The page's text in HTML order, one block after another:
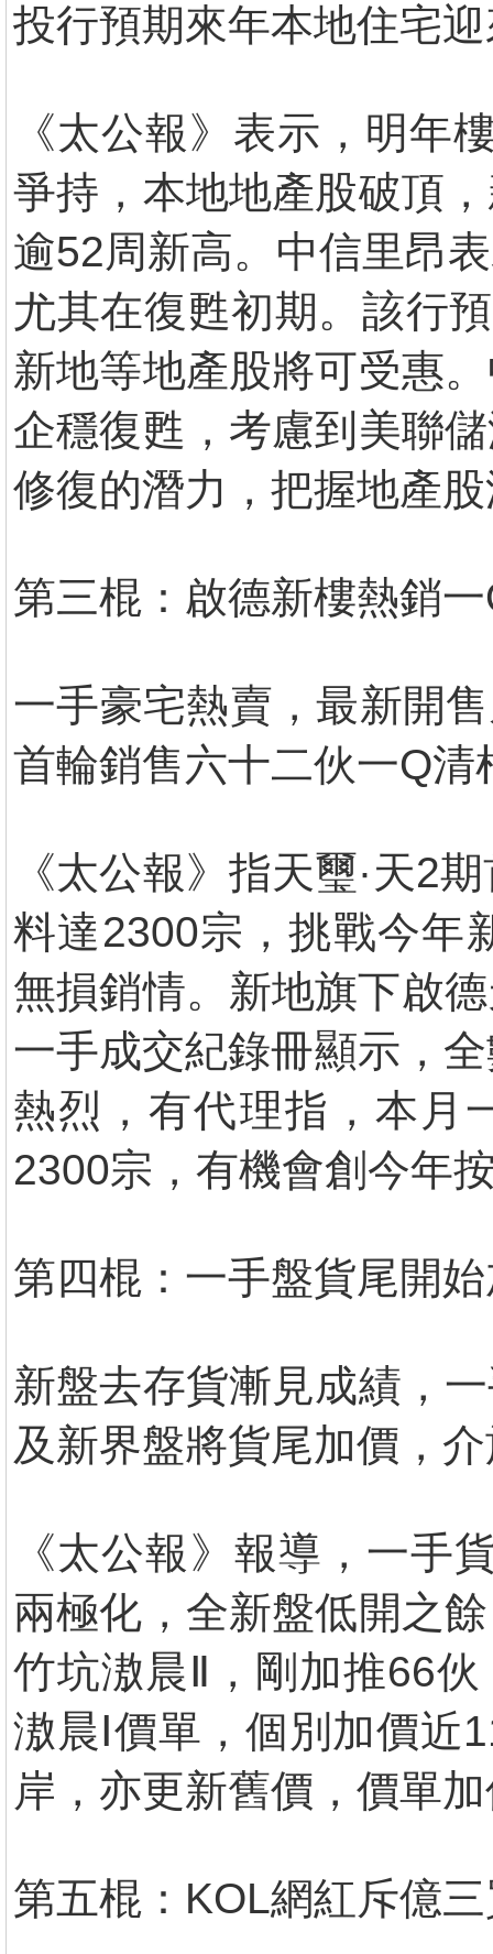
投行預期來年本地住宅
《太公報》表示，明年
爭持，本地地產股破頂
逾52周新高。中信里昂
尤其在復甦初期。該行
新地等地產股將可受惠
企穩復甦，考慮到美聯
修復的潛力，把握地產
第三棍：啟德新樓熱銷
一手豪宅熱賣，最新開
首輪銷售六十二伙一Q清
《太公報》指天璽·天2
料達2300宗，挑戰今年
無損銷情。新地旗下啟
一手成交紀錄冊顯示，
熱烈，有代理指，本月
2300宗，有機會創今年
第四棍：一手盤貨尾開
新盤去存貨漸見成績，
及新界盤將貨尾加價，
《太公報》報導，一手
兩極化，全新盤低開之
竹坑滶晨Ⅱ，剛加推66
滶晨Ⅰ價單，個別加價近
岸，亦更新舊價，價單
第五棍：KOL網紅斥億